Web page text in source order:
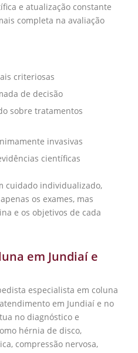
e atualização constante
completa na avaliação
criteriosas
de decisão
sobre tratamentos
invasivas
científicas
cuidado individualizado,
os exames, mas
e os objetivos de cada
em Jundiaí e
especialista em coluna
em Jundiaí e no
no diagnóstico e
hérnia de disco,
compressão nervosa,